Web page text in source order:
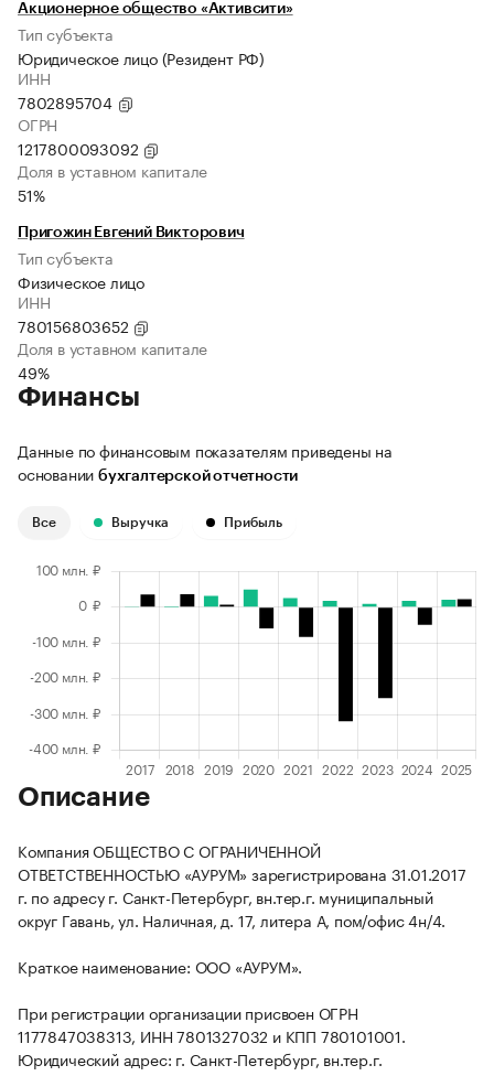
Акционерное общество «Активсити»
Тип субъекта
Юридическое лицо (Резидент РФ)
ИНН
7802895704
ОГРН
1217800093092
Доля в уставном капитале
51%
Пригожин Евгений Викторович
Тип субъекта
Физическое лицо
ИНН
780156803652
Доля в уставном капитале
49%
Финансы
Данные по финансовым показателям приведены на
основании бухгалтерской отчетности
Все Выручка Прибыль
Описание
Компания ОБЩЕСТВО С ОГРАНИЧЕННОЙ
ОТВЕТСТВЕННОСТЬЮ «АУРУМ» зарегистрирована 31.01.2017
г. по адресу г. Санкт-Петербург, вн.тер.г. муниципальный
округ Гавань, ул. Наличная, д. 17, литера А, пом/офис 4н/4.
Краткое наименование: ООО «АУРУМ».
При регистрации организации присвоен ОГРН
1177847038313, ИНН 7801327032 и КПП 780101001.
Юридический адрес: г. Санкт-Петербург, вн.тер.г.